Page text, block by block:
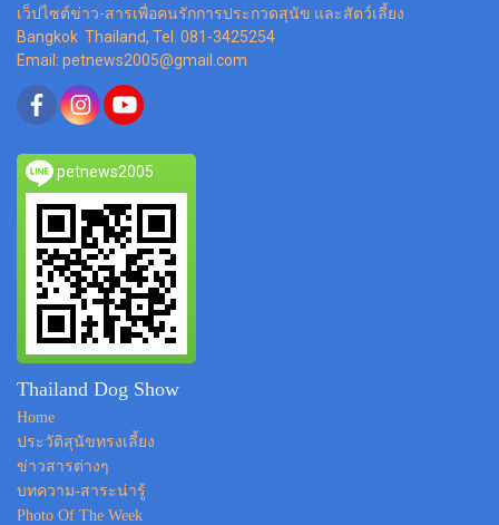
เว็ปไซต์ข่าว-สารเพื่อคนรักการประกวดสุนัข และสัตว์เลี้ยง
Bangkok Thailand, Tel. 081-3425254
Email: petnews2005@gmail.com
petnews2005
Thailand Dog Show
Home
ประวัติสุนัขทรงเลี้ยง
ข่าวสารต่างๆ
บทความ-สาระน่ารู้
Photo Of The Week